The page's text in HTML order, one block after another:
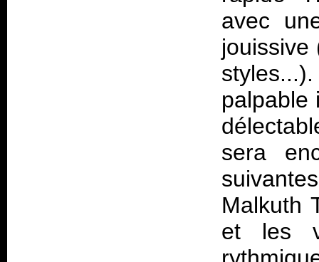
avec
jouissive
palpable
sera
Malkuth
et les